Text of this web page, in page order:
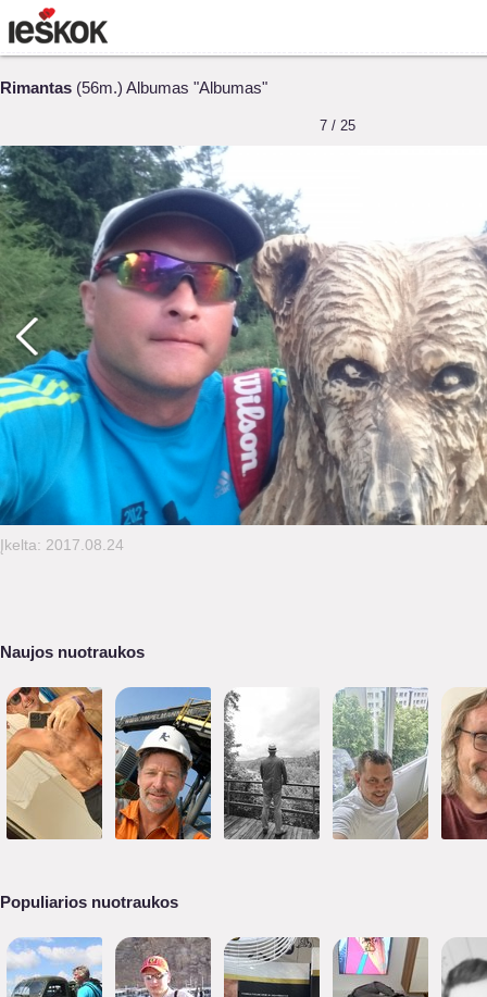
Rimantas (56m.) Albumas "Albumas"
7 / 25
Įkelta: 2017.08.24
Naujos nuotraukos
Populiarios nuotraukos